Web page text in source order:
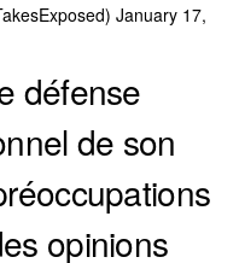
January 17,
défense
de son
opinions